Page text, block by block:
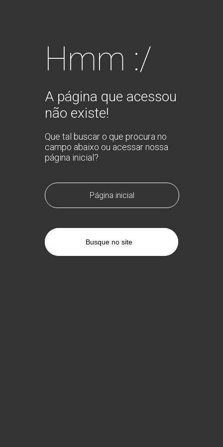
Hmm :/
A página que acessou
não existe!
Que tal buscar o que procura no
campo abaixo ou acessar nossa
página inicial?
Página inicial